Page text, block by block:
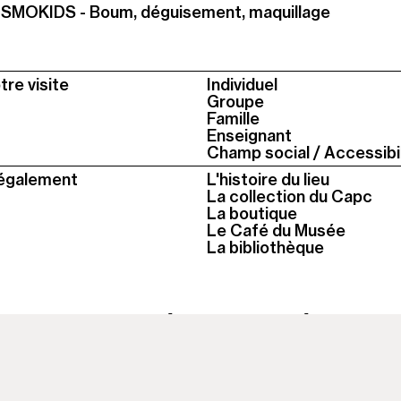
- Boum, déguisement, maquillage
visite
Individuel
Groupe
Famille
Enseignant
Champ social /
L'histoire du lieu
La collection du Capc
La boutique
Le Café du Musée
La bibliothèque
le musée est fermé